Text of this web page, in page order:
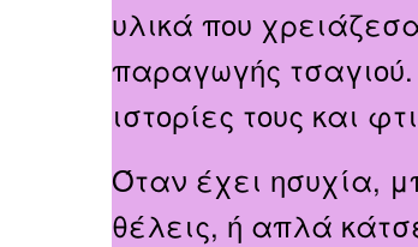
υλικά που
παραγωγής
ιστορίες τους και
Όταν έχει ησυχία,
θέλεις, ή απλά